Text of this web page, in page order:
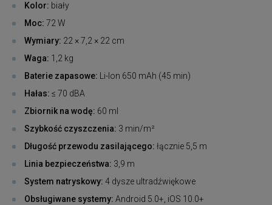
Kolor: biały
Moc: 72 W
Wymiary: 22 × 7,2 × 22 cm
Waga: 1,2 kg
Baterie zapasowe: Li-Ion 650 mAh (45 min)
Hałas: ≤ 70 dBA
Zbiornik na wodę: 60 ml
Szybkość czyszczenia: 3 min/m²
Długość przewodu zasilającego: łącznie 5,5 m
Linia bezpieczeństwa: 3,9 m
System natryskowy: 4 dysze ultradźwiękowe
Obsługiwane systemy: Android 5.0+, iOS 10.0+